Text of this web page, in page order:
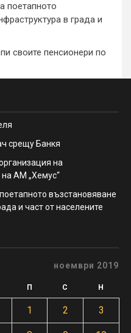
поетапното
в града и
своите пенсионери по
срещу Банкя
на
на АМ „Хемус“
възстановяване
и част от населените
ноември 2019
П С Н
1 2 3